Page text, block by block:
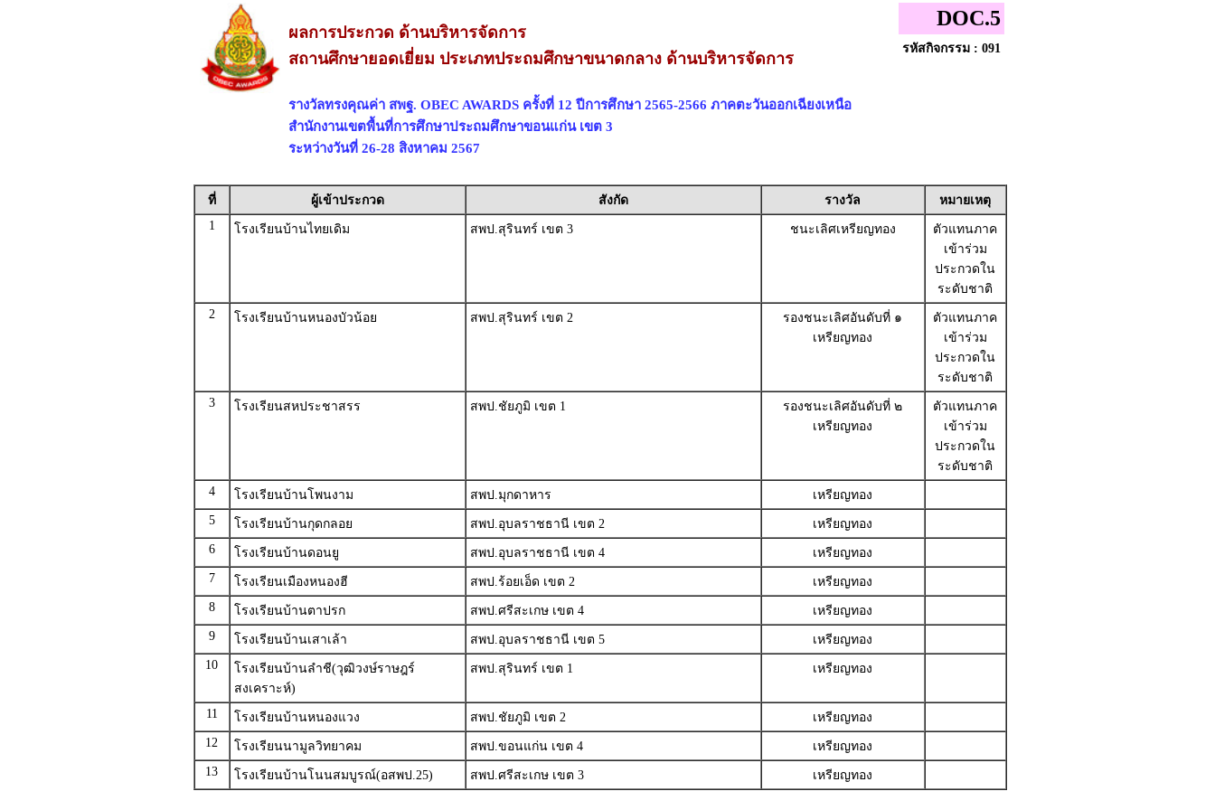
ผลการประกวด ด้านบริหารจัดการ
สถานศึกษายอดเยี่ยม ประเภทประถมศึกษาขนาดกลาง ด้านบริหารจัดการ
รางวัลทรงคุณค่า สพฐ. OBEC AWARDS ครั้งที่ 12 ปีการศึกษา 2565-2566 ภาคตะวันออกเฉียงเหนือ
สำนักงานเขตพื้นที่การศึกษาประถมศึกษาขอนแก่น เขต 3
ระหว่างวันที่ 26-28 สิงหาคม 2567
DOC.5
รหัสกิจกรรม : 091
ที่ ผู้เข้าประกวด สังกัด รางวัล
หมายเหตุ
1
โรงเรียนบ้านไทยเดิม สพป.สุรินทร์ เขต 3 ชนะเลิศเหรียญทอง
ตัวแทนภาค
เข้าร่วม
ประกวดใน
ระดับชาติ
2
โรงเรียนบ้านหนองบัวน้อย สพป.สุรินทร์ เขต 2
รองชนะเลิศอันดับที่ ๑
เหรียญทอง
ตัวแทนภาค
เข้าร่วม
ประกวดใน
ระดับชาติ
3
โรงเรียนสหประชาสรร สพป.ชัยภูมิ เขต 1
รองชนะเลิศอันดับที่ ๒
เหรียญทอง
ตัวแทนภาค
เข้าร่วม
ประกวดใน
ระดับชาติ
4
โรงเรียนบ้านโพนงาม สพป.มุกดาหาร
เหรียญทอง
5
โรงเรียนบ้านกุดกลอย สพป.อุบลราชธานี เขต 2
เหรียญทอง
6
โรงเรียนบ้านดอนยู สพป.อุบลราชธานี เขต 4
เหรียญทอง
7
โรงเรียนเมืองหนองฮี สพป.ร้อยเอ็ด เขต 2
เหรียญทอง
8
โรงเรียนบ้านตาปรก สพป.ศรีสะเกษ เขต 4
เหรียญทอง
9
โรงเรียนบ้านเสาเล้า สพป.อุบลราชธานี เขต 5
เหรียญทอง
10
โรงเรียนบ้านลำชี(วุฒิวงษ์ราษฎร์
สงเคราะห์)
สพป.สุรินทร์ เขต 1 เหรียญทอง
11 โรงเรียนบ้านหนองแวง สพป.ชัยภูมิ เขต 2
เหรียญทอง
12
โรงเรียนนามูลวิทยาคม สพป.ขอนแก่น เขต 4
เหรียญทอง
13
โรงเรียนบ้านโนนสมบูรณ์(อสพป.25) สพป.ศรีสะเกษ เขต 3 เหรียญทอง